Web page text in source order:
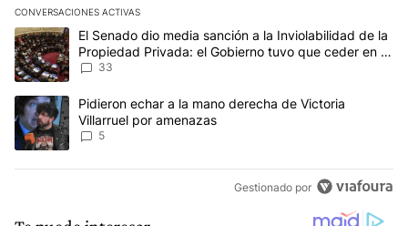
CONVERSACIONES ACTIVAS
Este listado muestra los artículos con más comentarios en los
Un artículo de tendencia con el título "El Senado dio media
El Senado dio media sanción a la Inviolabilidad de la
Propiedad Privada: el Gobierno tuvo que ceder en la
Ley del Manejo del Fuego
33
Un artículo de tendencia con el título "Pidieron echar a la mano
Pidieron echar a la mano derecha de Victoria
Villarruel por amenazas
5
Gestionado por